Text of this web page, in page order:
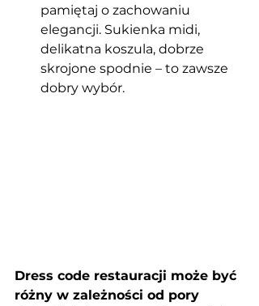
pamiętaj o zachowaniu
elegancji. Sukienka midi,
delikatna koszula, dobrze
skrojone spodnie – to zawsze
dobry wybór.
Dress code restauracji może być
różny w zależności od pory